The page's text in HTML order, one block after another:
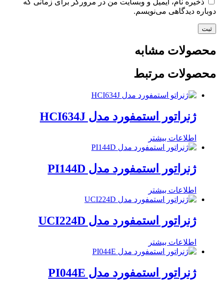
دوباره دیدگاهی می‌نویسم.
محصولات مشابه
محصولات مرتبط
ژنراتور استمفورد مدل HCI634J
اطلاعات بیشتر
ژنراتور استمفورد مدل PI144D
اطلاعات بیشتر
ژنراتور استمفورد مدل UCI224D
اطلاعات بیشتر
ژنراتور استمفورد مدل PI044E